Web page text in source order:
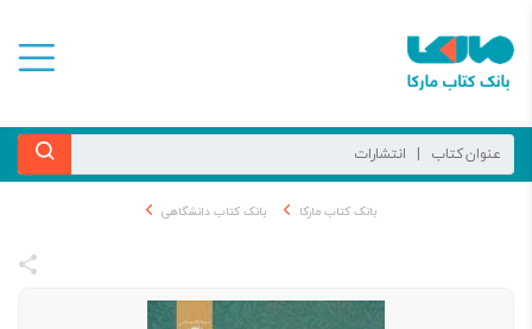
بانک کتاب مارکا بانک کتاب دانشگاهی